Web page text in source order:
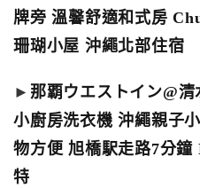
牌旁 溫馨舒適和式房
珊瑚小屋 沖繩北部住宿
► 那覇ウエストイン@
小廚房洗衣機 沖繩親子
物方便 旭橋駅走路7分
特